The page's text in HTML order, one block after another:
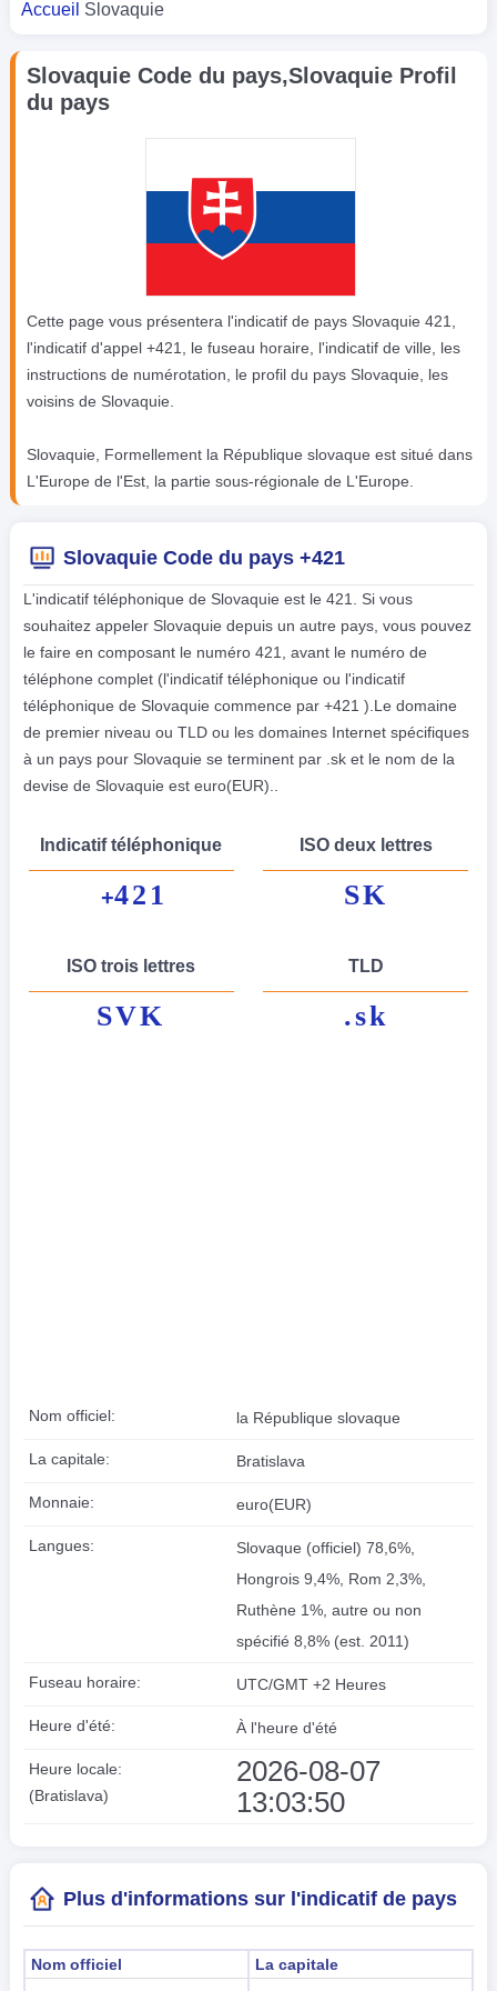
Accueil Slovaquie
Slovaquie Code du pays,Slovaquie Profil
du pays
Cette page vous présentera l'indicatif de pays Slovaquie 421,
l'indicatif d'appel +421, le fuseau horaire, l'indicatif de ville, les
instructions de numérotation, le profil du pays Slovaquie, les
voisins de Slovaquie.
Slovaquie, Formellement la République slovaque est situé dans
L'Europe de l'Est, la partie sous-régionale de L'Europe.
Slovaquie Code du pays +421
L'indicatif téléphonique de Slovaquie est le 421. Si vous
souhaitez appeler Slovaquie depuis un autre pays, vous pouvez
le faire en composant le numéro 421, avant le numéro de
téléphone complet (l'indicatif téléphonique ou l'indicatif
téléphonique de Slovaquie commence par +421 ).Le domaine
de premier niveau ou TLD ou les domaines Internet spécifiques
à un pays pour Slovaquie se terminent par .sk et le nom de la
devise de Slovaquie est euro(EUR)..
Indicatif téléphonique
+421
ISO deux lettres
SK
ISO trois lettres
SVK
TLD
.sk
Nom officiel: la République slovaque
La capitale: Bratislava
Monnaie: euro(EUR)
Langues:
Slovaque (officiel) 78,6%,
Hongrois 9,4%, Rom 2,3%,
Ruthène 1%, autre ou non
spécifié 8,8% (est. 2011)
Fuseau horaire: UTC/GMT +2 Heures
Heure d'été: À l'heure d'été
Heure locale:
(Bratislava)
2026-08-07
13:03:51
Plus d'informations sur l'indicatif de pays
Nom officiel
La capitale